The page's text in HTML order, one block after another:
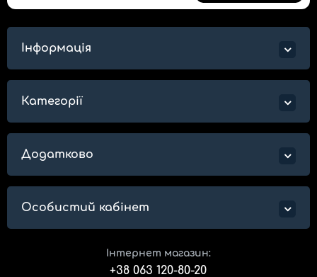
Інформація
Категорії
Додатково
Особистий кабінет
Інтернет магазин:
+38 063 120-80-20